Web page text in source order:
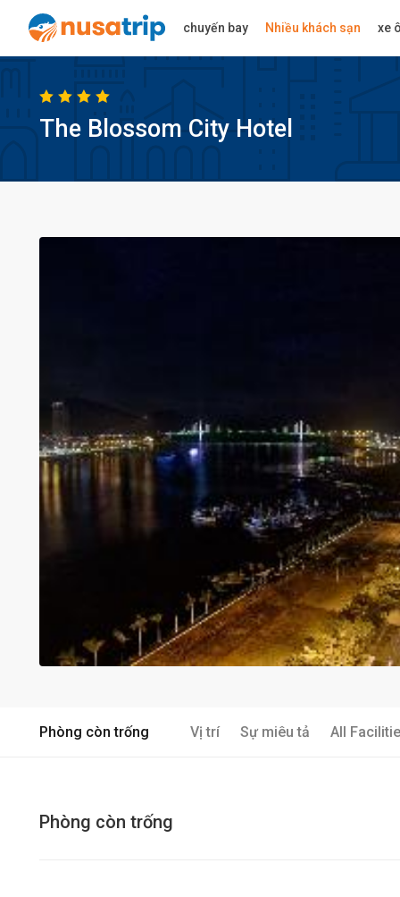
chuyến bay Nhiều khách sạn xe
The Blossom City Hotel
Phòng còn trống Vị trí Sự miêu tả All
Phòng còn trống